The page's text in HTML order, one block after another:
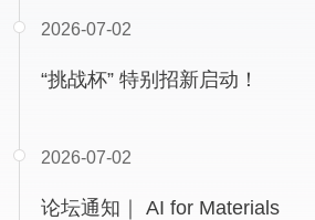
2026-07-02
“挑战杯” 特别招新启动！
2026-07-02
论坛通知｜ AI for Materials